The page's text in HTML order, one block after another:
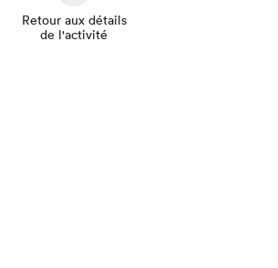
Retour aux détails
de l'activité